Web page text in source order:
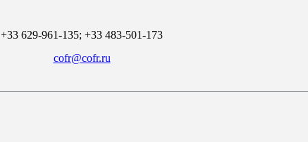
+33 629-961-135; +33 483-501-173
cofr@cofr.ru